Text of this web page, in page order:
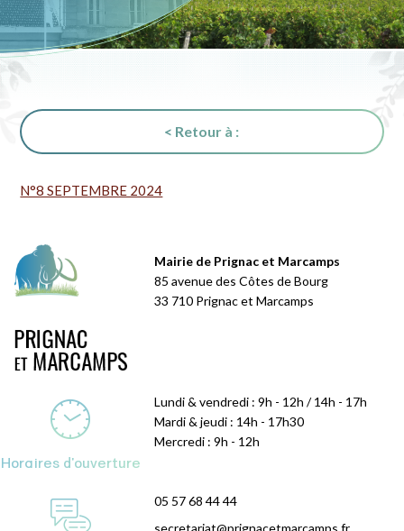
< Retour à :
N°8 SEPTEMBRE 2024
Mairie de Prignac et Marcamps
85 avenue des Côtes de Bourg
33 710 Prignac et Marcamps
Horaires d'ouverture
Lundi & vendredi : 9h - 12h / 14h - 17h
Mardi & jeudi : 14h - 17h30
Mercredi : 9h - 12h
05 57 68 44 44